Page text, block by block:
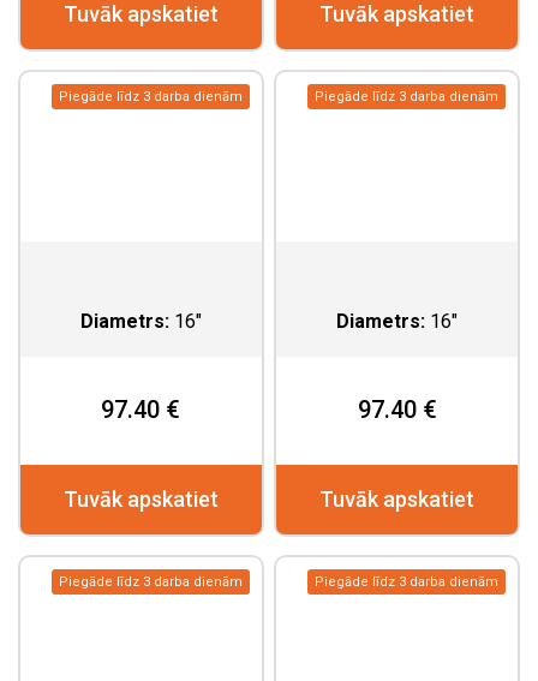
Tuvāk apskatiet Tuvāk apskatiet
Piegāde līdz 3 darba dienām
Diametrs:16"
97.40 €
Tuvāk apskatiet
Piegāde līdz 3 darba dienām
Diametrs: 16"
97.40 €
Tuvāk apskatiet
Piegāde līdz 3 darba dienām Piegāde līdz 3 darba dienām